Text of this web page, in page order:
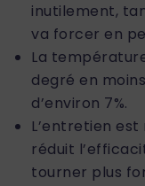
inutilement,
va forcer en
La
degré en
d’environ 7%.
L’entretien
réduit
tourner plus